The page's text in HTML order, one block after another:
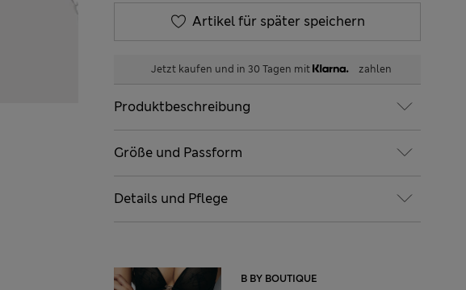
Artikel für später speichern
Jetzt kaufen und in 30 Tagen mit zahlen
Produktbeschreibung
Größe und Passform
Details und Pflege
B BY BOUTIQUE